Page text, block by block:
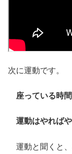
次に運動です。
座っている時
運動はやれば
運動と聞くと、